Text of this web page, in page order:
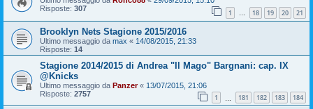
Risposte: 307 1 … 18 19 20 21
Brooklyn Nets Stagione 2015/2016
Ultimo messaggio da max « 14/08/2015, 21:33
Risposte: 14
Stagione 2014/2015 di Andrea "Il Mago" Bargnani: cap. IX
@Knicks
Ultimo messaggio da Panzer« 13/07/2015, 21:06
Risposte: 2757 1 181 182 183 184